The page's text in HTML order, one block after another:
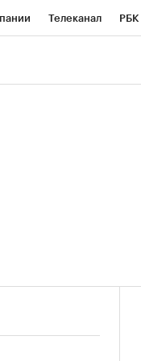
Телеканал РБК